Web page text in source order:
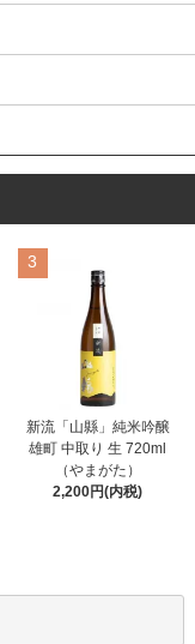
3
新流「山縣」純米吟醸
雄町 中取り 生 720ml
（やまがた）
2,200円(内税)